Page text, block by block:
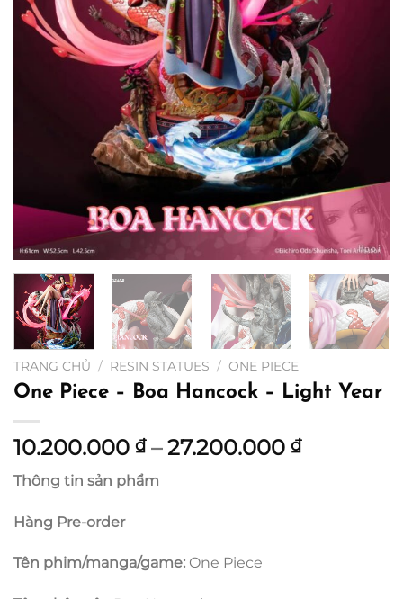
TRANG CHỦ / RESIN STATUES / ONE PIECE
One Piece – Boa Hancock – Light Year
10.200.000 ₫ – 27.200.000 ₫Khoảng
Thông tin sản phẩm
Hàng Pre-order
Tên phim/manga/game: One Piece